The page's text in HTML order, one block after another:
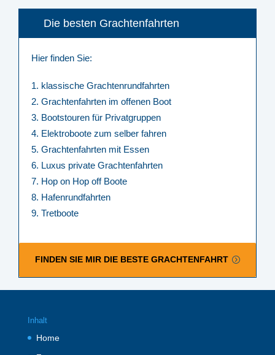
Die besten Grachtenfahrten
Hier finden Sie:
klassische Grachtenrundfahrten
Grachtenfahrten im offenen Boot
Bootstouren für Privatgruppen
Elektroboote zum selber fahren
Grachtenfahrten mit Essen
Luxus private Grachtenfahrten
Hop on Hop off Boote
Hafenrundfahrten
Tretboote
FINDEN SIE MIR DIE BESTE GRACHTENFAHRT
Inhalt
Home